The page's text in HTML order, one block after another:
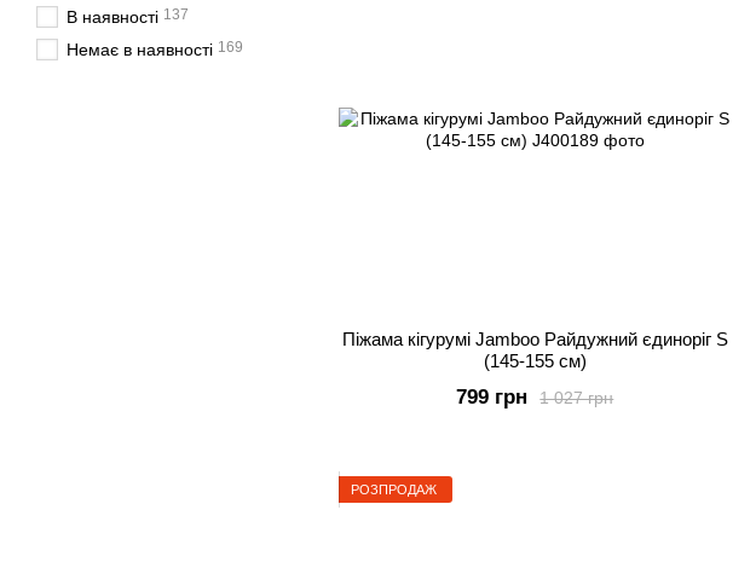
Піжама кігурумі Jamboo Райдужний єдиноріг S
(145-155 см)
1 027 грн
799 грн
РОЗПРОДАЖ
В наявності 137
Немає в наявності 169